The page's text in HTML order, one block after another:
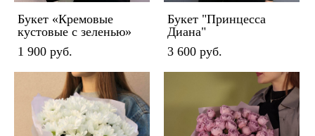
Букет «Кремовые
кустовые с зеленью»
1 900 pуб.
Букет "Принцесса
Диана"
3 600 pуб.